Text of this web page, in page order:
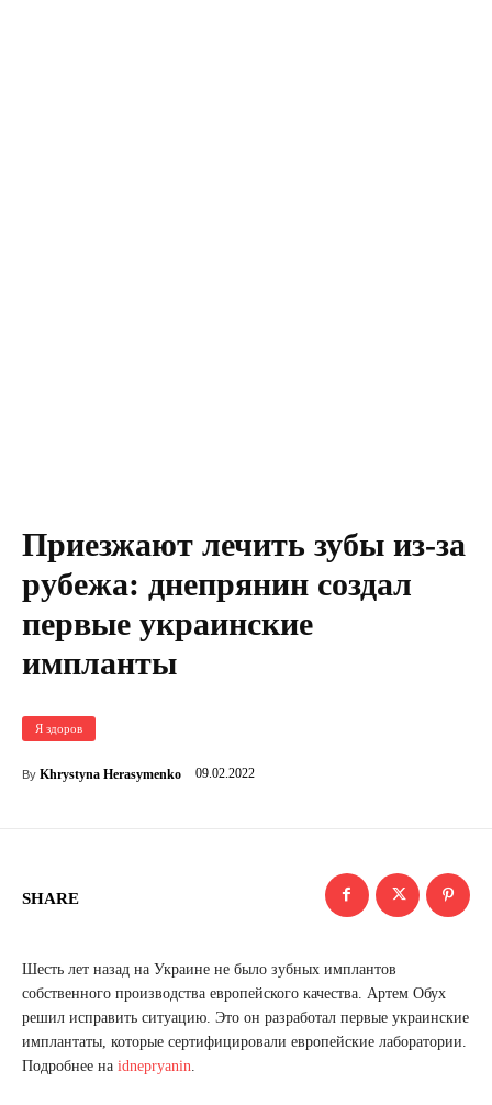
Приезжают лечить зубы из-за
рубежа: днепрянин создал
первые украинские
импланты
Я здоров
By Khrystyna Herasymenko 09.02.2022
SHARE
Шесть лет назад на Украине не было зубных имплантов
собственного производства европейского качества. Артем Обух
решил исправить ситуацию. Это он разработал первые украинские
имплантаты, которые сертифицировали европейские лаборатории.
Подробнее на idnepryanin